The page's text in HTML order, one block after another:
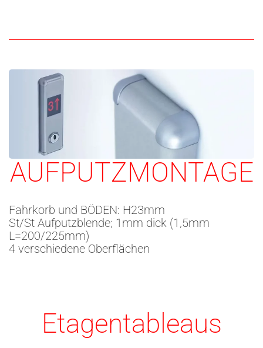
AUFPUTZMONTAGE
Fahrkorb und BÖDEN: H23mm
St/St Aufputzblende; 1mm dick (1,5mm
L=200/225mm)
4 verschiedene Oberflächen
Etagentableaus